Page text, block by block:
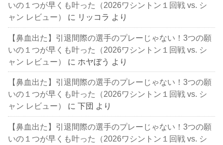
いの１つが早くも叶った（2026ワシントン１回戦 vs. シ
ャン レビュー）
に リッコラ より
【鼻血出た】引退間際の選手のプレーじゃない！3つの願
いの１つが早くも叶った（2026ワシントン１回戦 vs. シ
ャン レビュー）
に ホヤぼう より
【鼻血出た】引退間際の選手のプレーじゃない！3つの願
いの１つが早くも叶った（2026ワシントン１回戦 vs. シ
ャン レビュー）
に下団 より
【鼻血出た】引退間際の選手のプレーじゃない！3つの願
いの１つが早くも叶った（2026ワシントン１回戦 vs. シ